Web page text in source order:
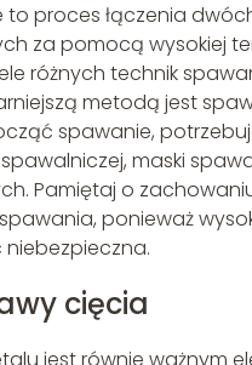
to proces łączenia
za pomocą wysokiej
różnych technik
metodą jest
spawanie,
maski
Pamiętaj o
ponieważ
cięcia